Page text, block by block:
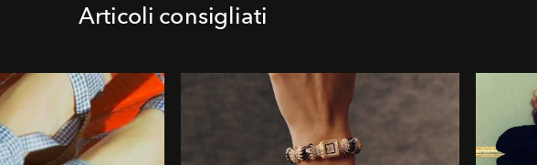
Articoli consigliati